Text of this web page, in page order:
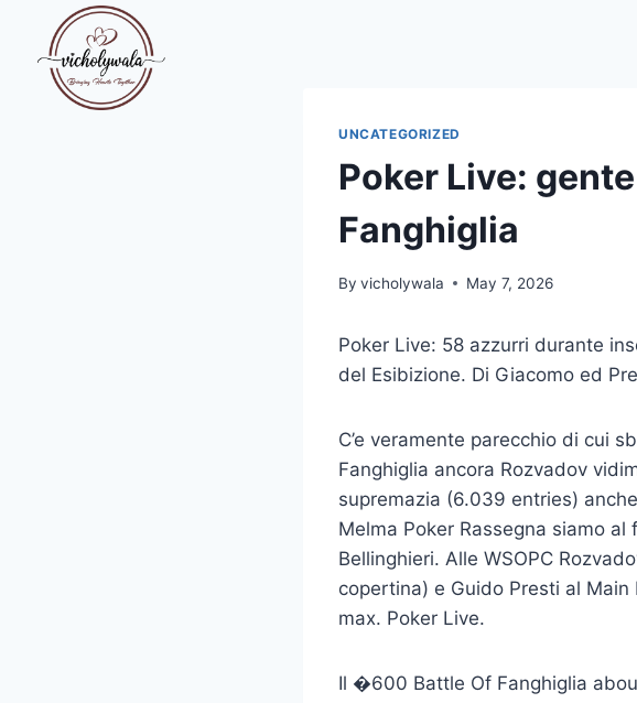
content
UNCATEGORIZED
Poker Live:
Fanghiglia
By vicholywala May 7, 2026
Poker Live: 58 azzurri durante
del Esibizione. Di Giacomo ed
C’e veramente parecchio di cui
Fanghiglia ancora Rozvadov
supremazia (6.039 entries)
Melma Poker Rassegna siamo al
Bellinghieri. Alle WSOPC
copertina) e Guido Presti al
max. Poker Live.
Il �600 Battle Of Fanghiglia